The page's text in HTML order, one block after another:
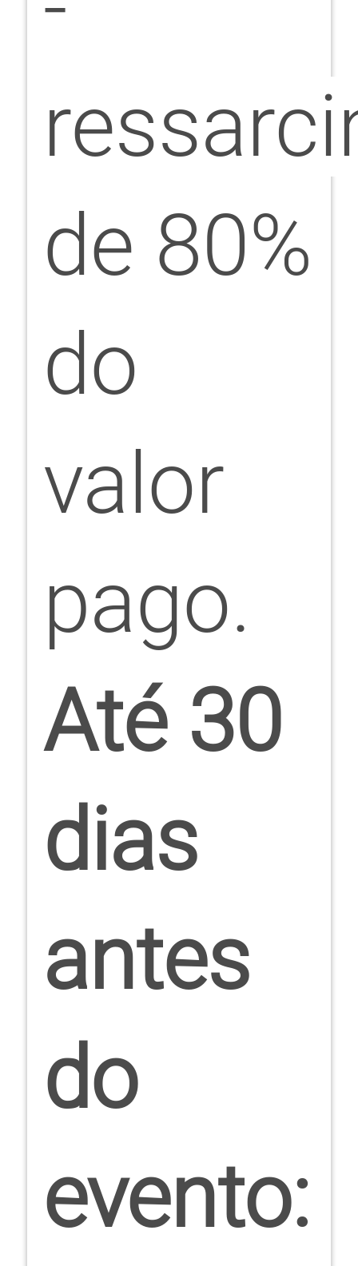
de 80%
do
valor
pago.
Até 30
dias
antes
do
evento: